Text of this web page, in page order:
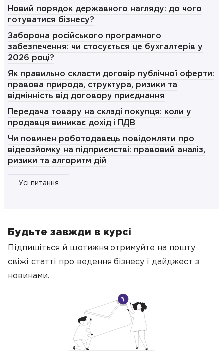
Новий порядок державного нагляду: до чого
готуватися бізнесу?
Заборона російського програмного
забезпечення: чи стосується це бухгалтерів у
2026 році?
Як правильно скласти договір публічної оферти:
правова природа, структура, ризики та
відмінність від договору приєднання
Передача товару на складі покупця: коли у
продавця виникає дохід і ПДВ
Чи повинен роботодавець повідомляти про
відеозйомку на підприємстві: правовий аналіз,
ризики та алгоритм дій
Усі питання
Будьте завжди в курсі
Підпишіться й щотижня отримуйте на пошту
свіжі статті про ведення бізнесу і дайджест з
новинами.